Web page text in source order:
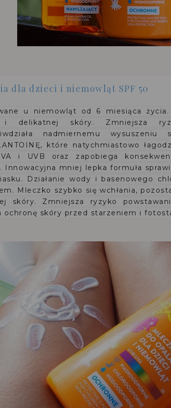
dla dzieci i niemowląt SPF 50
u niemowląt od 6 miesiąca życia.
i delikatnej skóry. Zmniejsza
nadmiernemu wysuszeniu
które natychmiastowo
i UVB oraz zapobiega
Innowacyjna mniej lepka formuła
Działanie wody i basenowego
Mleczko szybko się wchłania,
skóry. Zmniejsza ryzyko
ochronę skóry przed starzeniem i